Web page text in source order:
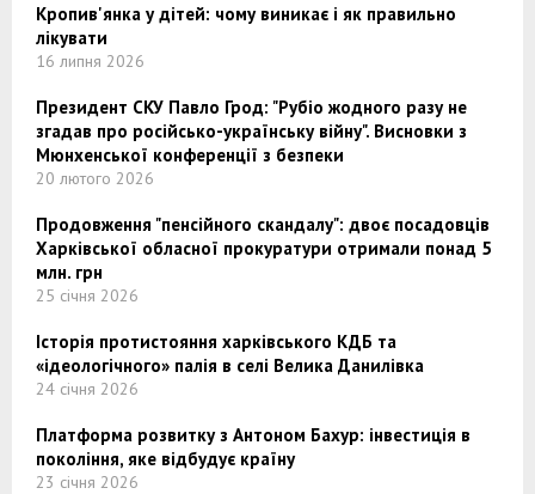
Кропив'янка у дітей: чому виникає і як правильно
лікувати
16 липня 2026
Президент СКУ Павло Грод: "Рубіо жодного разу не
згадав про російсько-українську війну". Висновки з
Мюнхенської конференції з безпеки
20 лютого 2026
Продовження "пенсійного скандалу": двоє посадовців
Харківської обласної прокуратури отримали понад 5
млн. грн
25 січня 2026
Історія протистояння харківського КДБ та
«ідеологічного» палія в селі Велика Данилівка
24 січня 2026
Платформа розвитку з Антоном Бахур: інвестиція в
покоління, яке відбудує країну
23 січня 2026